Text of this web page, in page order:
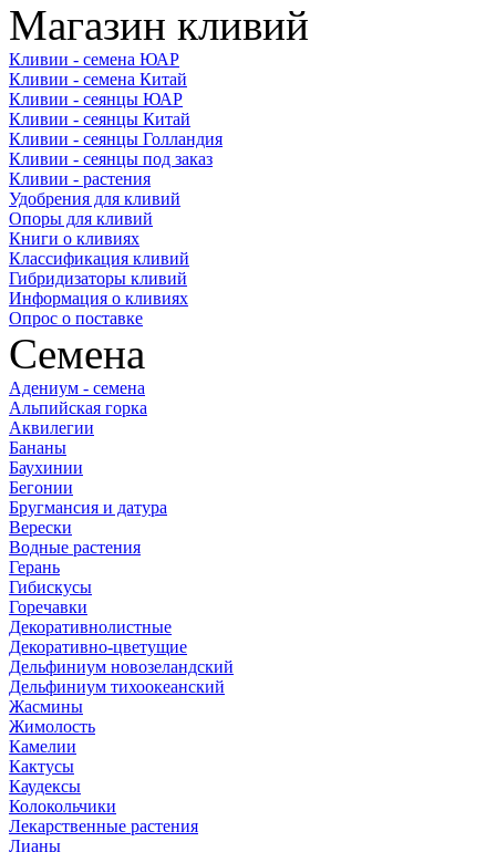
Магазин кливий
Кливии - семена ЮАР
Кливии - семена Китай
Кливии - сеянцы ЮАР
Кливии - сеянцы Китай
Кливии - сеянцы Голландия
Кливии - сеянцы под заказ
Кливии - растения
Удобрения для кливий
Опоры для кливий
Книги о кливиях
Классификация кливий
Гибридизаторы кливий
Информация о кливиях
Опрос о поставке
Семена
Адениум - семена
Альпийская горка
Аквилегии
Бананы
Баухинии
Бегонии
Бругмансия и датура
Верески
Водные растения
Герань
Гибискусы
Горечавки
Декоративнолистные
Декоративно-цветущие
Дельфиниум новозеландский
Дельфиниум тихоокеанский
Жасмины
Жимолость
Камелии
Кактусы
Каудексы
Колокольчики
Лекарственные растения
Лианы